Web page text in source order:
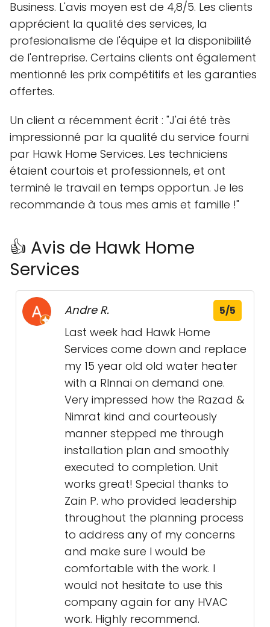
Business. L'avis moyen est de 4,8/5. Les clients
apprécient la qualité des services, la
profesionalisme de l'équipe et la disponibilité
de l'entreprise. Certains clients ont également
mentionné les prix compétitifs et les garanties
offertes.
Un client a récemment écrit : "J'ai été très
impressionné par la qualité du service fourni
par Hawk Home Services. Les techniciens
étaient courtois et professionnels, et ont
terminé le travail en temps opportun. Je les
recommande à tous mes amis et famille !"
👍 Avis de Hawk Home
Services
Andre R. 5/5
Last week had Hawk Home
Services come down and replace
my 15 year old old water heater
with a RInnai on demand one.
Very impressed how the Razad &
Nimrat kind and courteously
manner stepped me through
installation plan and smoothly
executed to completion. Unit
works great! Special thanks to
Zain P. who provided leadership
throughout the planning process
to address any of my concerns
and make sure I would be
comfortable with the work. I
would not hesitate to use this
company again for any HVAC
work. Highly recommend.